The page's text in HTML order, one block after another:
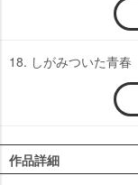
18. しがみついた青春
作品詳細